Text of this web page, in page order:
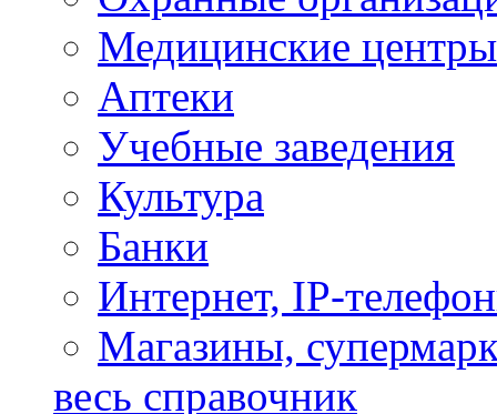
Медицинские центры
Аптеки
Учебные заведения
Культура
Банки
Интернет, IP-
Магазины,
весь справочник